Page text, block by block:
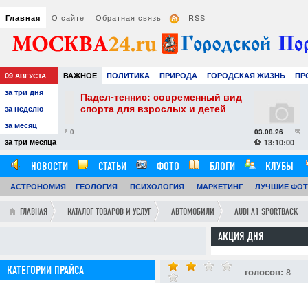
Главная О сайте Обратная связь RSS
09 АВГУСТА ВАЖНОЕ ПОЛИТИКА ПРИРОДА ГОРОДСКАЯ ЖИЗНЬ
НАУКА
ЗНАМЕНИТОСТИ
за три дня
за неделю
за месяц
за три месяца
современный вид
и детей
Как выбрать увлажнитель
воздуха: практические
комфортного и здорового
НОВОСТИ СТАТЬИ ФОТО БЛОГИ
КЛУБЫ
ОБЗОРЫ
ВИДЕОРЕПОРТАЖИ
АСТРОНОМИЯ ГЕОЛОГИЯ ПСИХОЛОГИЯ МАРКЕТИНГ ЛУЧШИЕ
ГЛАВНАЯ КАТАЛОГ ТОВАРОВ И УСЛУГ АВТОМОБИЛИ AUDI A1 SPORTBACK
АКЦИЯ ДНЯ
голосов: 8
КАТЕГОРИИ ПРАЙСА